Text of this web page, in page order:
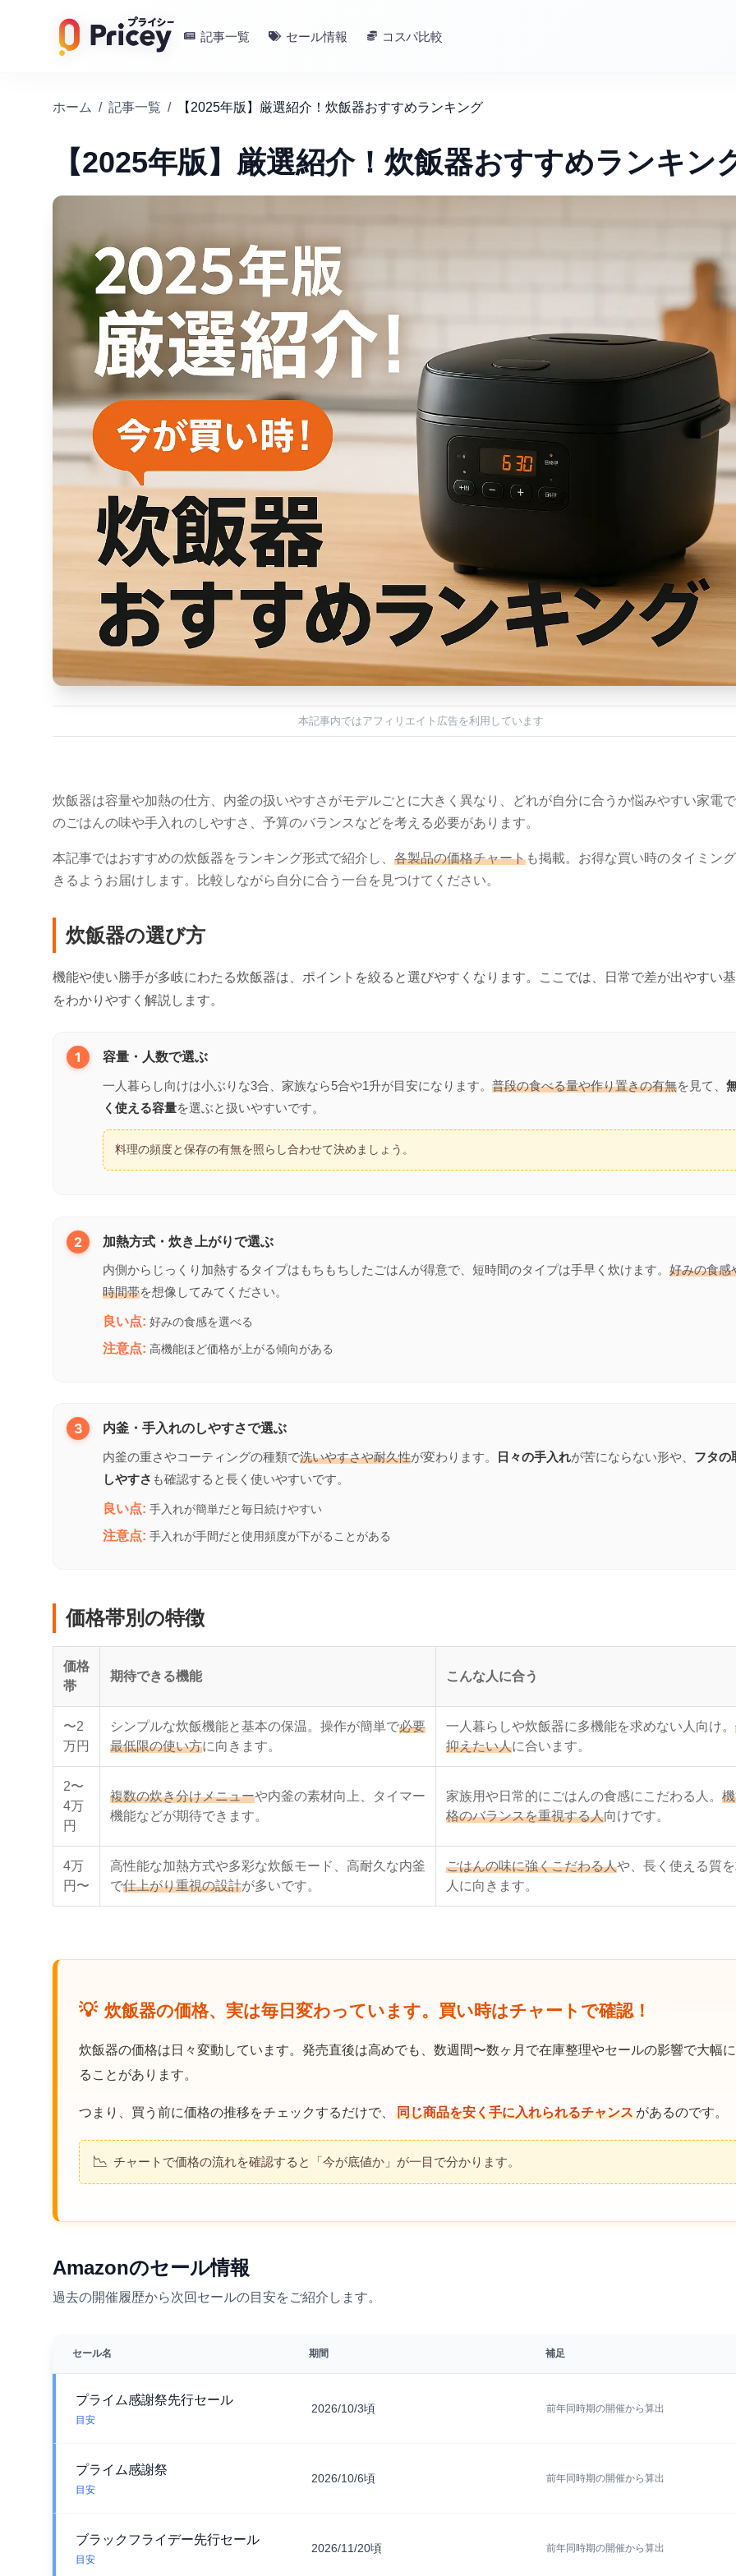
記事一覧 セール情報 コスパ比較
ホーム / 記事一覧 / 【2025年版】厳選紹介！炊飯器おすすめランキング
【2025年版】厳選紹介！炊飯器おすすめランキン
本記事内ではアフィリエイト広告を利用しています
炊飯器は容量や加熱の仕方、内釜の扱いやすさがモデルごとに大きく異なり、どれが自分に合うか悩みやすい家電
のごはんの味や手入れのしやすさ、予算のバランスなどを考える必要があります。
本記事ではおすすめの炊飯器をランキング形式で紹介し、 各製品の価格チャートも掲載。お得な買い時のタイミン
きるようお届けします。比較しながら自分に合う一台を見つけてください。
炊飯器の選び方
機能や使い勝手が多岐にわたる炊飯器は、ポイントを絞ると選びやすくなります。ここでは、日常で差が出やすい
をわかりやすく解説します。
1 容量・人数で選ぶ
一人暮らし向けは小ぶりな3合、家族なら5合や1升が目安になります。 普段の食べる量や作り置きの有無を見て、
く使える容量を選ぶと扱いやすいです。
料理の頻度と保存の有無を照らし合わせて決めましょう。
2 加熱方式・炊き上がりで選ぶ
内側からじっくり加熱するタイプはもちもちしたごはんが得意で、短時間のタイプは手早く炊けます。 好みの食感
時間帯を想像してみてください。
良い点: 好みの食感を選べる
注意点: 高機能ほど価格が上がる傾向がある
3 内釜・手入れのしやすさで選ぶ
内釜の重さやコーティングの種類で洗いやすさや耐久性が変わります。 日々の手入れが苦にならない形や、 フタの
しやすさ も確認すると長く使いやすいです。
良い点: 手入れが簡単だと毎日続けやすい
注意点: 手入れが手間だと使用頻度が下がることがある
価格帯別の特徴
価格
帯
期待できる機能 こんな人に合う
〜2
万円
シンプルな炊飯機能と基本の保温。操作が簡単で必要
最低限の使い方に向きます。
一人暮らしや炊飯器に多機能を求めない人向け。
抑えたい人に合います。
2〜
4万
円
複数の炊き分けメニューや内釜の素材向上、タイマー
機能などが期待できます。
家族用や日常的にごはんの食感にこだわる人。
格のバランスを重視する人向けです。
4万
円〜
高性能な加熱方式や多彩な炊飯モード、高耐久な内釜
で仕上がり重視の設計が多いです。
ごはんの味に強くこだわる人や、長く使える質
人に向きます。
💡 炊飯器の価格、実は毎日変わっています。買い時はチャートで確認！
炊飯器の価格は日々変動しています。発売直後は高めでも、数週間〜数ヶ月で在庫整理やセールの影響で大幅
ることがあります。
つまり、買う前に価格の推移をチェックするだけで、 同じ商品を安く手に入れられるチャンスがあるのです。
📉 チャートで価格の流れを確認すると「今が底値か」が一目で分かります。
Amazonのセール情報
過去の開催履歴から次回セールの目安をご紹介します。
セール名 期間 補足
プライム感謝祭先行セール
目安
2026/10/3頃 前年同時期の開催から算出
プライム感謝祭
目安
2026/10/6頃 前年同時期の開催から算出
ブラックフライデー先行セール
目安
2026/11/20頃 前年同時期の開催から算出